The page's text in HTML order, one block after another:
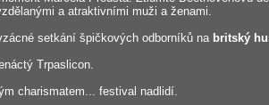
a atraktivními muži a ženami.
setkání špičkových odborníků na britský
Trpaslicon.
charismatem... festival nadlidí.